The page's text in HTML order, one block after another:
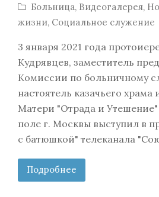
Больница, Видеогалерея,
жизни, Социальное служение
3 января 2021 года
Кудрявцев, заместитель
Комиссии по больничному
настоятель казачьего
Матери "Отрада и
поле г. Москвы выступил в
с батюшкой" телеканала
Подробнее